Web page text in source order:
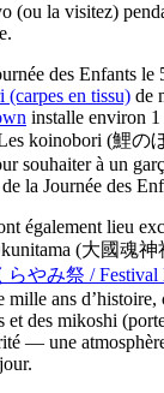
(ou la visitez)
des Enfants le
en tissu) de
installe environ
koinobori (鯉の
souhaiter à un
la Journée des
également lieu
(大國魂神
らやみ祭 / Festival
mille ans d’histoire,
et des mikoshi
— une